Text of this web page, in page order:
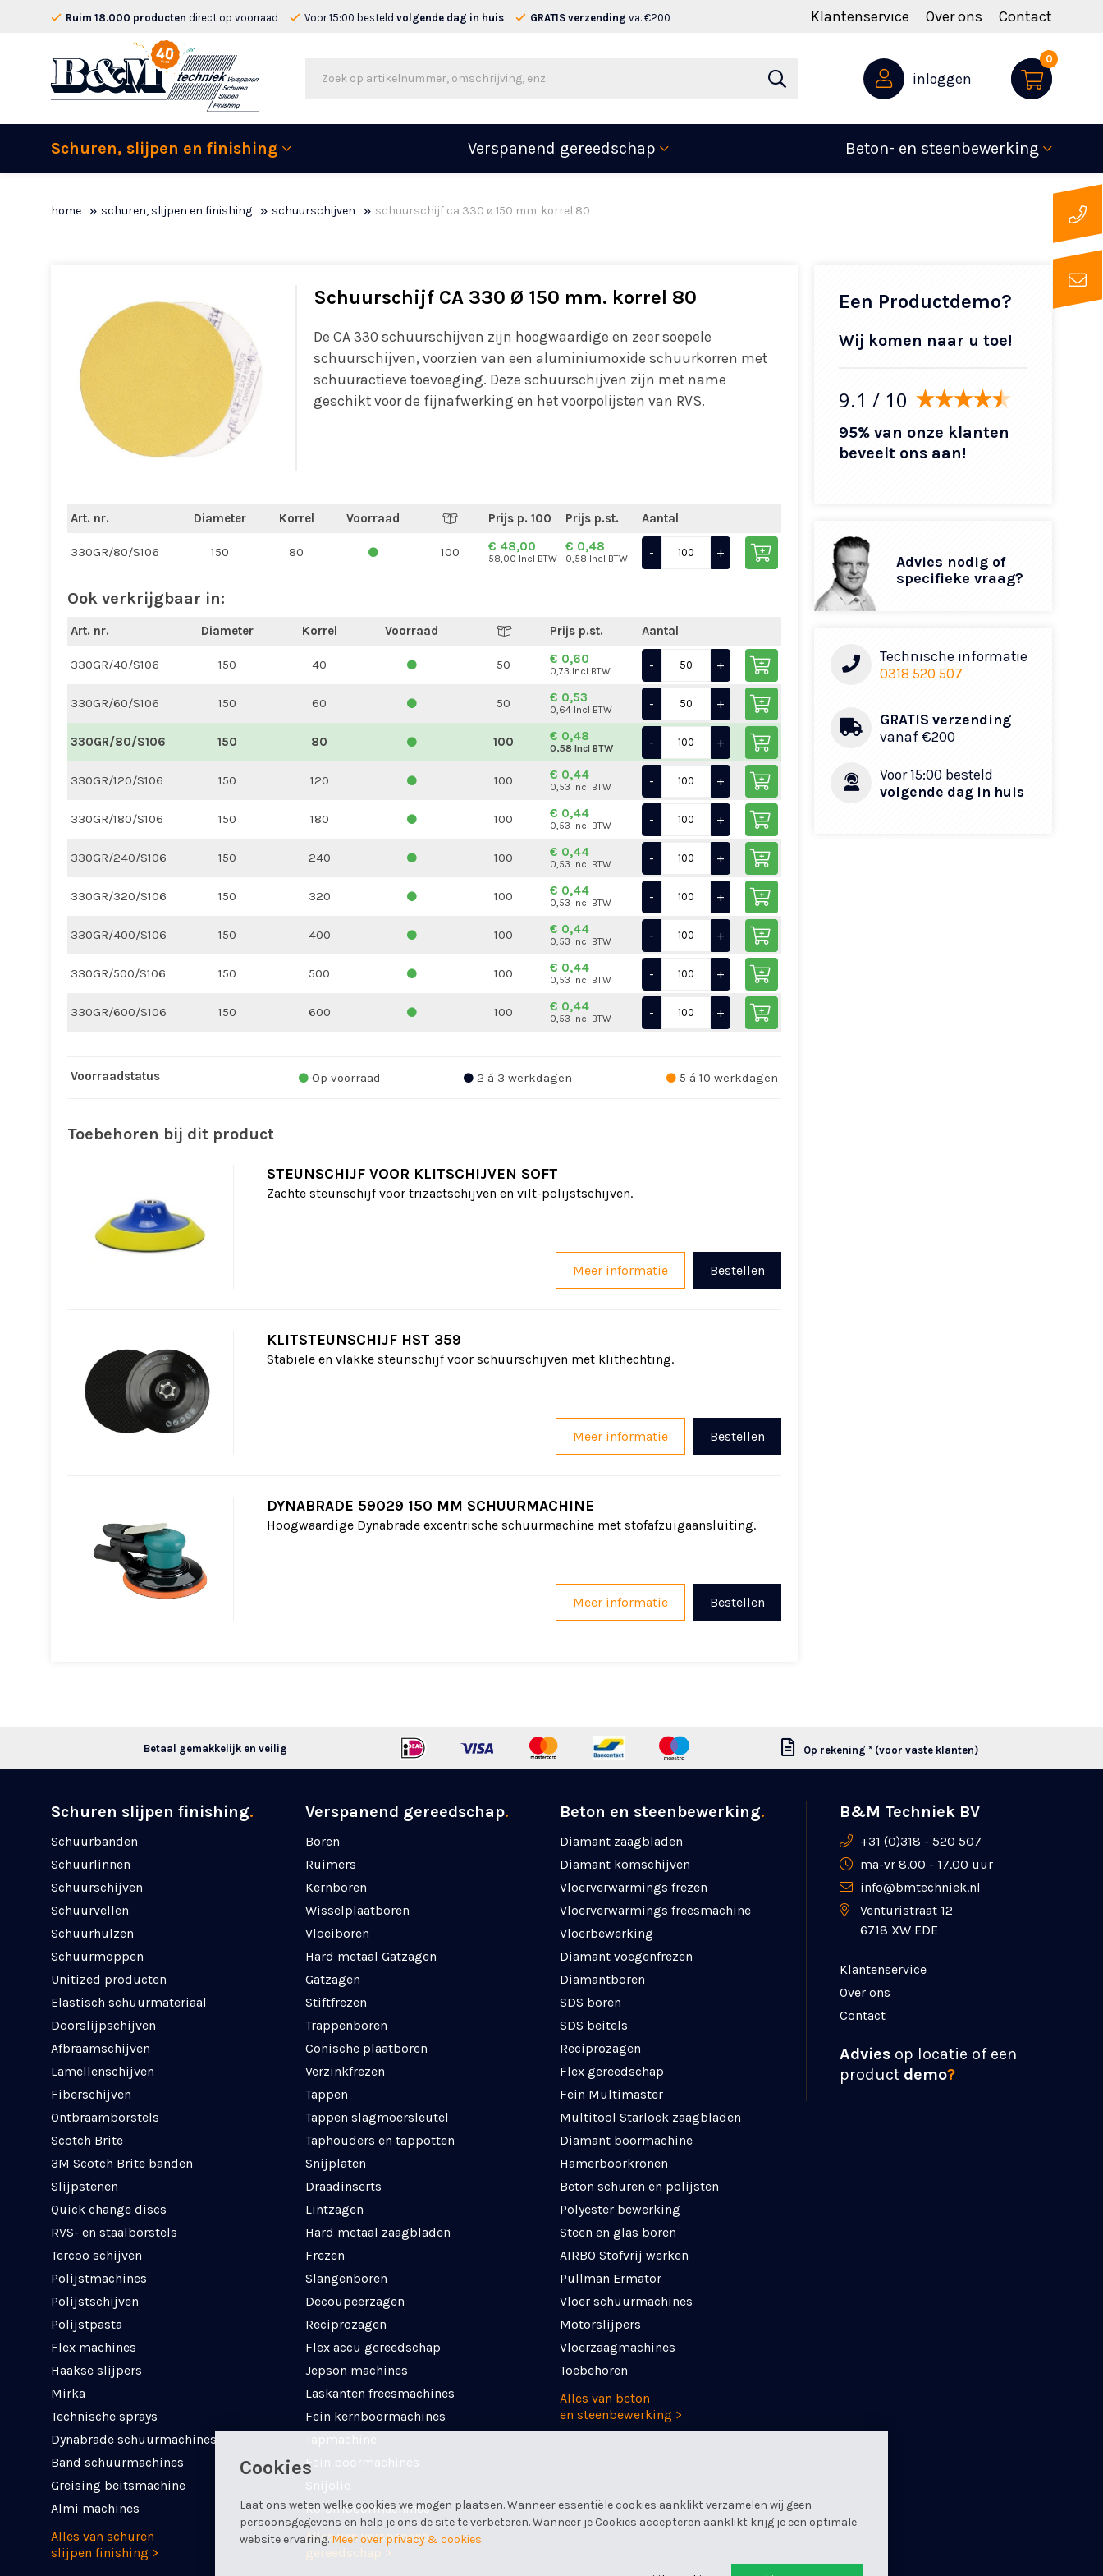
Cookies
Laat ons weten welke cookies we mogen plaatsen. Wanneer essentiële cookies aanklikt verzamelen wij geen
persoonsgegevens en help je ons de site te verbeteren. Wanneer je Cookies accepteren aanklikt krijg je een optimale
website ervaring.Meer over privacy & cookies.
Ruim 18.000 producten direct op voorraad Voor 15:00 besteld volgende dag in huis GRATIS verzending va. €200 Klantenservice Over ons Contact
0
inloggen
Schuren, slijpen en finishing Verspanend gereedschap Beton- en steenbewerking
home schuren, slijpen en finishing schuurschijven schuurschijf ca 330 ø 150 mm. korrel 80
Schuurschijf CA 330 Ø 150 mm. korrel 80
De CA 330 schuurschijven zijn hoogwaardige en zeer soepele
schuurschijven, voorzien van een aluminiumoxide schuurkorren met
schuuractieve toevoeging. Deze schuurschijven zijn met name
geschikt voor de fijnafwerking en het voorpolijsten van RVS.
Art. nr. Diameter Korrel Voorraad Prijs p. 100 Prijs p.st. Aantal
330GR/80/S106 150 80 100 € 48,00
58,00 Incl BTW
€ 0,48
0,58 Incl BTW - +
Ook verkrijgbaar in:
Art. nr. Diameter Korrel Voorraad Prijs p.st. Aantal
330GR/40/S106 150 40 50 € 0,60
0,73 Incl BTW - +
330GR/60/S106 150 60 50 € 0,53
0,64 Incl BTW - +
330GR/80/S106 150 80 100 € 0,48
0,58 Incl BTW - +
330GR/120/S106 150 120 100 € 0,44
0,53 Incl BTW - +
330GR/180/S106 150 180 100 € 0,44
0,53 Incl BTW - +
330GR/240/S106 150 240 100 € 0,44
0,53 Incl BTW - +
330GR/320/S106 150 320 100 € 0,44
0,53 Incl BTW - +
330GR/400/S106 150 400 100 € 0,44
0,53 Incl BTW - +
330GR/500/S106 150 500 100 € 0,44
0,53 Incl BTW - +
330GR/600/S106 150 600 100 € 0,44
0,53 Incl BTW - +
Voorraadstatus Op voorraad 2 á 3 werkdagen 5 á 10 werkdagen
Toebehoren bij dit product
STEUNSCHIJF VOOR KLITSCHIJVEN SOFT
Zachte steunschijf voor trizactschijven en vilt-polijstschijven.
Bestellen
Meer informatie
KLITSTEUNSCHIJF HST 359
Stabiele en vlakke steunschijf voor schuurschijven met klithechting.
Bestellen
Meer informatie
DYNABRADE 59029 150 MM SCHUURMACHINE
Hoogwaardige Dynabrade excentrische schuurmachine met stofafzuigaansluiting.
Bestellen
Meer informatie
Een Productdemo?
Wij komen naar u toe!
9.1 / 10
95% van onze klanten
beveelt ons aan!
Advies nodig of
specifieke vraag?
Technische informatie
0318 520 507
GRATIS verzending
vanaf €200​
Voor 15:00 besteld
volgende dag in huis
Betaal gemakkelijk en veilig Op rekening * (voor vaste klanten)
Schuren slijpen finishing.
Schuurbanden
Schuurlinnen
Schuurschijven
Schuurvellen
Schuurhulzen
Schuurmoppen
Unitized producten
Elastisch schuurmateriaal
Doorslijpschijven
Afbraamschijven
Lamellenschijven
Fiberschijven
Ontbraamborstels
Scotch Brite
3M Scotch Brite banden
Slijpstenen
Quick change discs
RVS- en staalborstels
Tercoo schijven
Polijstmachines
Polijstschijven
Polijstpasta
Flex machines
Haakse slijpers
Mirka
Technische sprays
Dynabrade schuurmachines
Band schuurmachines
Greising beitsmachine
Almi machines
Alles van schuren
slijpen finishing >
Verspanend gereedschap.
Boren
Ruimers
Kernboren
Wisselplaatboren
Vloeiboren
Hard metaal Gatzagen
Gatzagen
Stiftfrezen
Trappenboren
Conische plaatboren
Verzinkfrezen
Tappen
Tappen slagmoersleutel
Taphouders en tappotten
Snijplaten
Draadinserts
Lintzagen
Hard metaal zaagbladen
Frezen
Slangenboren
Decoupeerzagen
Reciprozagen
Flex accu gereedschap
Jepson machines
Laskanten freesmachines
Fein kernboormachines
Tapmachine
Fein boormachines
Snijolie
Kolomboormachines
Alles van verspanend
gereedschap >
Beton en steenbewerking.
Diamant zaagbladen
Diamant komschijven
Vloerverwarmings frezen
Vloerverwarmings freesmachine
Vloerbewerking
Diamant voegenfrezen
Diamantboren
SDS boren
SDS beitels
Reciprozagen
Flex gereedschap
Fein Multimaster
Multitool Starlock zaagbladen
Diamant boormachine
Hamerboorkronen
Beton schuren en polijsten
Polyester bewerking
Steen en glas boren
AIRBO Stofvrij werken
Pullman Ermator
Vloer schuurmachines
Motorslijpers
Vloerzaagmachines
Toebehoren
Alles van beton
en steenbewerking >
B&M Techniek BV
+31 (0)318 - 520 507
ma-vr 8.00 - 17.00 uur
info@bmtechniek.nl
Venturistraat 12
6718 XW EDE
Klantenservice
Over ons
Contact
Advies op locatie of een
product demo?